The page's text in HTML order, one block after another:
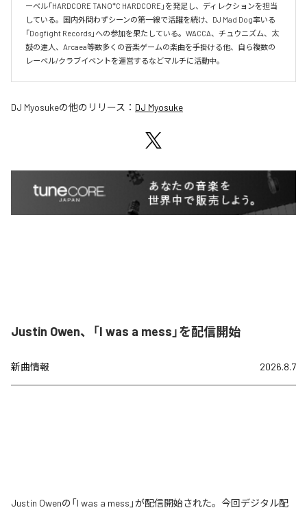
ーベル「HARDCORE TANO*C HARDCORE」を発足し、ディレクションを担当
している。国内外問わずシーンの第一線で活躍を続け、DJ Mad Dog率いる
「Dogfight Records」への参加を果たしている。WACCA、チュウニズム、太
鼓の達人、Arcaea等数多くの音楽ゲームの楽曲を手掛ける他、自ら複数の
レーベル/クラブイベントを運営するなどマルチに活動中。
DJ Myosukeの他のリリース： DJ Myosuke
Justin Owen、「I was a mess」を配信開始
新曲情報 2026.8.7
Justin Owenの「I was a mess」が配信開始された。今回デジタル配